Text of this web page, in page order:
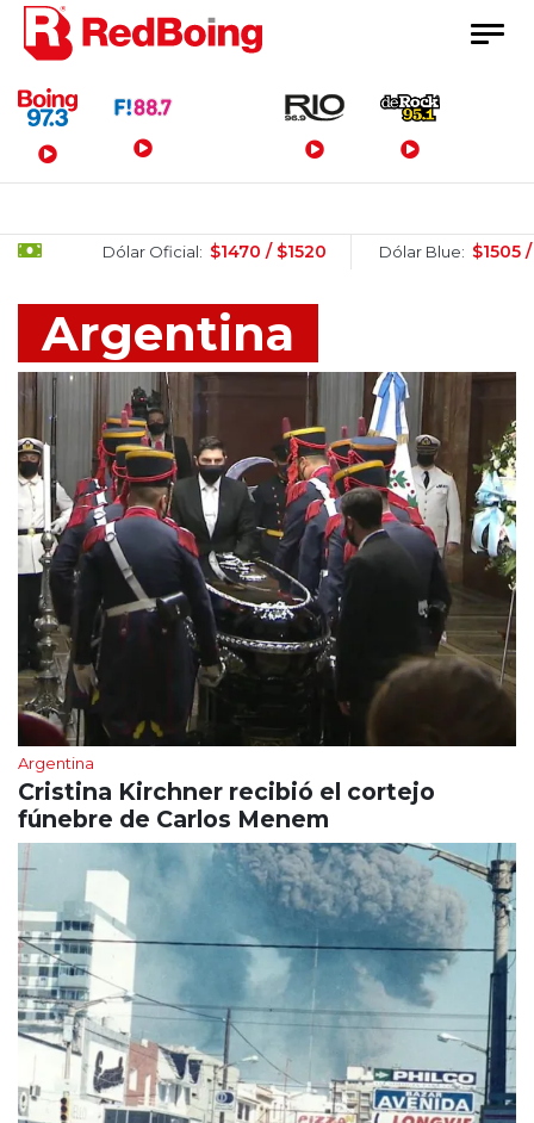
Menú Principal
Dólar Oficial: $1470 / $1520 Dólar Blue: $1505 / $1525
Argentina
Argentina
Cristina Kirchner recibió el cortejo
fúnebre de Carlos Menem